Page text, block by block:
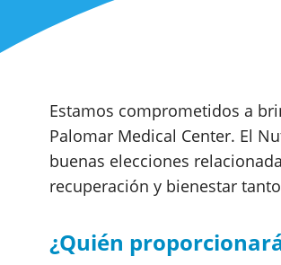
Estamos comprometidos a
Palomar Medical Center. El
buenas elecciones
recuperación y bienestar
¿Quién